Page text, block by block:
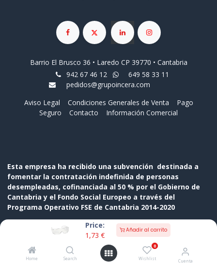
Price:
1,73 €
Añadir al carrito
Home Search
0
Wishlist Cuenta
Barrio El Brusco 36 • Laredo CP 39770 • Cantabria
942 67 46 12
649 58 33 11
pedidos@grupoincera.com
Aviso Legal
Condiciones Generales de Venta
Pago
Seguro
Contacto Información Comercial
Esta empresa ha recibido una subvención destinada a
fomentar la contratación indefinida de personas
desempleadas, cofinanciada al 50 % por el Gobierno de
Cantabria y el Fondo Social Europeo a través del
Programa Operativo FSE de Cantabria 2014-2020